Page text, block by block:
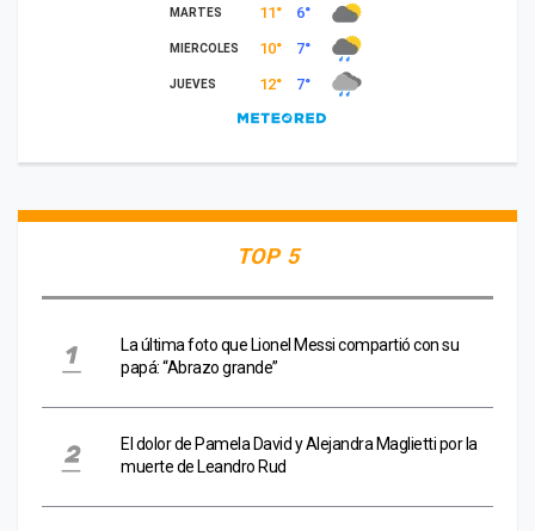
TOP 5
La última foto que Lionel Messi compartió con su
papá: “Abrazo grande”
El dolor de Pamela David y Alejandra Maglietti por la
muerte de Leandro Rud